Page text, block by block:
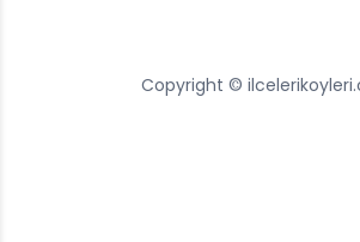
Copyright ©